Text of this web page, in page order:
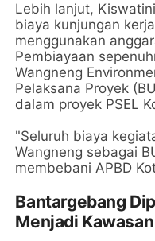
Lebih lanjut,
biaya kunjungan
menggunakan
Pembiayaan
Wangneng
Pelaksana Proyek
dalam proyek PSEL
"Seluruh biaya
Wangneng sebagai
membebani APBD
Bantargebang
Menjadi